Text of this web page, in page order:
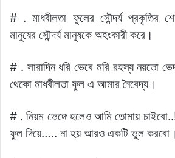
# . মাধবীলতা ফুলের সৌন্দর্য প্রকৃতির
মানুষের সৌন্দর্য মানুষকে অহংকারী করে।
# . সারাদিন ধরি ভেবে মরি রহস্য নয়তো
থেকো মাধবীলতা ফুল এ আমার নৈবেদ্য।
# . নিয়ম ভেঙ্গে হলেও আমি তোমায়
ফুল দিয়ে….. না হয় আরও একটি ভুল করবো।